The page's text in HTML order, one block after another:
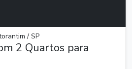
/ SP
2 Quartos para